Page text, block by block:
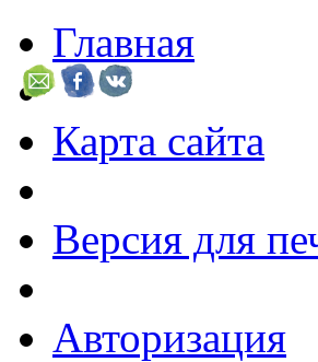
Главная
Карта сайта
Версия для
Авторизация